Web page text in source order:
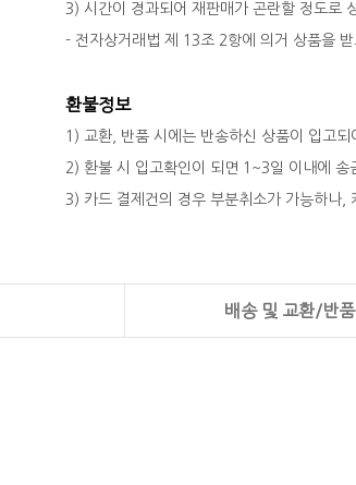
3) 시간이 경과되어 재판매가 곤란할 정도로
- 전자상거래법 제 13조 2항에 의거 상품을
환불정보
1) 교환, 반품 시에는 반송하신 상품이 입고되
2) 환불 시 입고확인이 되면 1~3일 이내에 송
3) 카드 결제건의 경우 부분취소가 가능하나,
배송 및 교환/반품